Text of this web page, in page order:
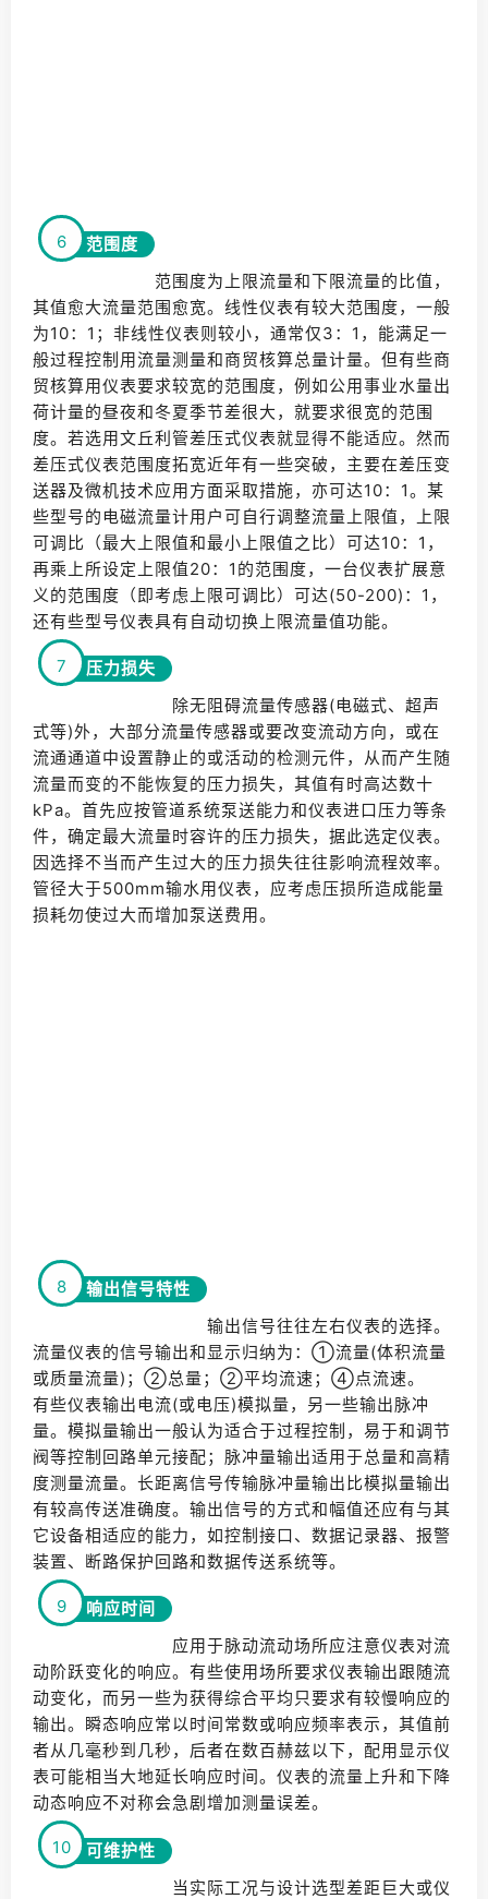
6
范围度
范围度为上限流量和下限流量的比值，
其值愈大流量范围愈宽。线性仪表有较大范围度，一般
为10：1；非线性仪表则较小，通常仅3：1，能满足一
般过程控制用流量测量和商贸核算总量计量。但有些商
贸核算用仪表要求较宽的范围度，例如公用事业水量出
荷计量的昼夜和冬夏季节差很大，就要求很宽的范围
度。若选用文丘利管差压式仪表就显得不能适应。然而
差压式仪表范围度拓宽近年有一些突破，主要在差压变
送器及微机技术应用方面采取措施，亦可达10：1。某
些型号的电磁流量计用户可自行调整流量上限值，上限
可调比（最大上限值和最小上限值之比）可达10：1，
再乘上所设定上限值20：1的范围度，一台仪表扩展意
义的范围度（即考虑上限可调比）可达(50-200)：1，
还有些型号仪表具有自动切换上限流量值功能。
7
压力损失
除无阻碍流量传感器(电磁式、超声
式等)外，大部分流量传感器或要改变流动方向，或在
流通通道中设置静止的或活动的检测元件，从而产生随
流量而变的不能恢复的压力损失，其值有时高达数十
kPa。首先应按管道系统泵送能力和仪表进口压力等条
件，确定最大流量时容许的压力损失，据此选定仪表。
因选择不当而产生过大的压力损失往往影响流程效率。
管径大于500mm输水用仪表，应考虑压损所造成能量
损耗勿使过大而增加泵送费用。
8
输出信号特性
输出信号往往左右仪表的选择。
流量仪表的信号输出和显示归纳为：①流量(体积流量
或质量流量)；②总量；②平均流速；④点流速。
有些仪表输出电流(或电压)模拟量，另一些输出脉冲
量。模拟量输出一般认为适合于过程控制，易于和调节
阀等控制回路单元接配；脉冲量输出适用于总量和高精
度测量流量。长距离信号传输脉冲量输出比模拟量输出
有较高传送准确度。输出信号的方式和幅值还应有与其
它设备相适应的能力，如控制接口、数据记录器、报警
装置、断路保护回路和数据传送系统等。
9
响应时间
应用于脉动流动场所应注意仪表对流
动阶跃变化的响应。有些使用场所要求仪表输出跟随流
动变化，而另一些为获得综合平均只要求有较慢响应的
输出。瞬态响应常以时间常数或响应频率表示，其值前
者从几毫秒到几秒，后者在数百赫兹以下，配用显示仪
表可能相当大地延长响应时间。仪表的流量上升和下降
动态响应不对称会急剧增加测量误差。
10
可维护性
当实际工况与设计选型差距巨大或仪